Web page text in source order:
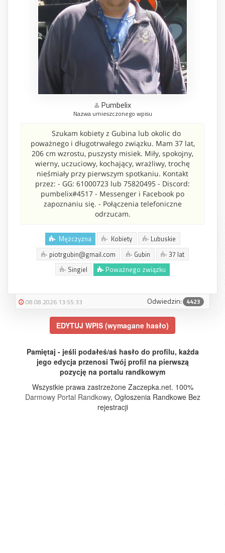
Pumbelix
Nazwa umieszczonego wpisu
Szukam kobiety z Gubina lub okolic do
poważnego i długotrwałego związku. Mam 37 lat,
206 cm wzrostu, puszysty misiek. Miły, spokojny,
wierny, uczuciowy, kochający, wrażliwy, trochę
nieśmiały przy pierwszym spotkaniu. Kontakt
przez: - GG: 61000723 lub 75820495 - Discord:
pumbelix#4517 - Messenger i Facebook po
zapoznaniu się. - Połączenia telefoniczne
odrzucam.
Mężczyzna Kobiety
Lubuskie
piotrgubin@gmail.com
Gubin
37 lat
Singiel
Poważnego związku
08.08.2026 13:55:33 Odwiedzin: 4423
EDYTUJ WPIS (wymagane hasło)
Pamiętaj - jeśli podałeś/aś hasło do profilu, każda
jego edycja przenosi Twój profil na pierwszą
pozycję na portalu randkowym
Wszystkie prawa zastrzeżone Zaczepka.net. 100%
Darmowy Portal Randkowy, Ogłoszenia Randkowe Bez
rejestracji